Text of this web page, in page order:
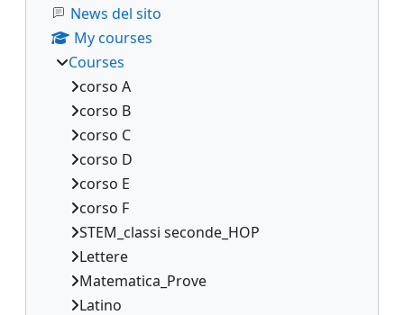
News del sito
My courses
Courses
corso A
corso B
corso C
corso D
corso E
corso F
STEM_classi seconde_HOP
Lettere
Matematica_Prove
Latino